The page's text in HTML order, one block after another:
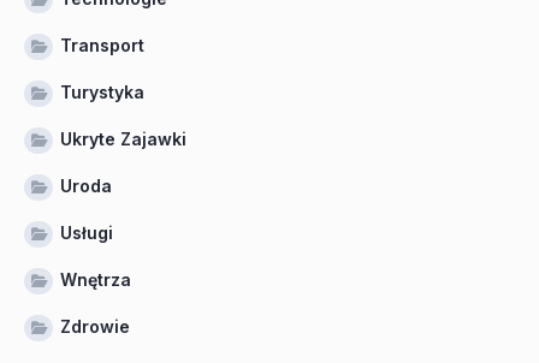
Transport
Turystyka
Ukryte Zajawki
Uroda
Usługi
Wnętrza
Zdrowie